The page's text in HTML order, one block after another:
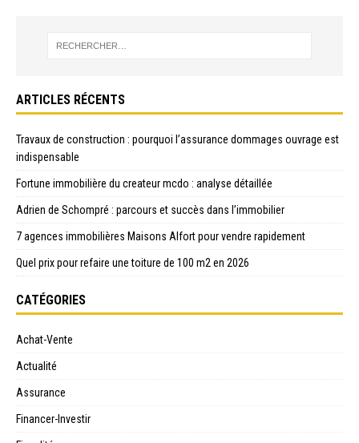
ARTICLES RÉCENTS
Travaux de construction : pourquoi l’assurance dommages ouvrage est
indispensable
Fortune immobilière du createur mcdo : analyse détaillée
Adrien de Schompré : parcours et succès dans l’immobilier
7 agences immobilières Maisons Alfort pour vendre rapidement
Quel prix pour refaire une toiture de 100 m2 en 2026
CATÉGORIES
Achat-Vente
Actualité
Assurance
Financer-Investir